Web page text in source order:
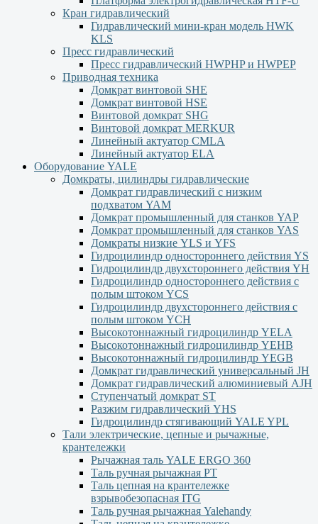
Кран гидравлический
Гидравлический мини-кран модель HWK
KLS
Пресс гидравлический
Пресс гидравлический HWPHP и HWPEP
Приводная техника
Домкрат винтовой SHE
Домкрат винтовой HSE
Винтовой домкрат SHG
Винтовой домкрат MERKUR
Линейный актуатор CMLA
Линейный актуатор ЕLA
Оборудование YALE
Домкраты, цилиндры гидравлические
Домкрат гидравлический с низким
подхватом YAM
Домкрат промышленный для станков YAP
Домкрат промышленный для станков YAS
Домкраты низкие YLS и YFS
Гидроцилиндр одностороннего действия YS
Гидроцилиндр двухстороннего действия YН
Гидроцилиндр одностороннего действия с
полым штоком YСS
Гидроцилиндр двухстороннего действия с
полым штоком YСН
Высокотоннажный гидроцилиндр YELA
Высокотоннажный гидроцилиндр YEHВ
Высокотоннажный гидроцилиндр YEGВ
Домкрат гидравлический универсальный JH
Домкрат гидравлический алюминиевый АJH
Ступенчатый домкрат ST
Разжим гидравлический YHS
Гидроцилиндр стягивающий YALE YPL
Тали электрические, цепные и рычажные,
крантележки
Рычажная таль YALE ERGO 360
Таль ручная рычажная PT
Таль цепная на крантележке
взрывобезопасная ITG
Таль ручная рычажная Yalehandy